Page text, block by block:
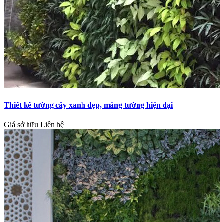
Thiết kế tường cây xanh đẹp, mảng tường hiện đại
Giá sở hữu Liên hệ